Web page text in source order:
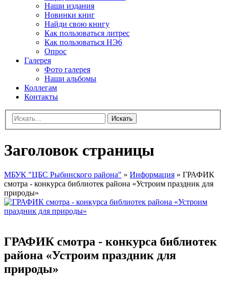
Наши издания
Новинки книг
Найди свою книгу
Как пользоваться литрес
Как пользоваться НЭ6
Опрос
Галерея
Фото галерея
Наши альбомы
Коллегам
Контакты
Искать
Заголовок страницы
МБУК "ЦБС Рыбинского района" » Информация » ГРАФИК
смотра - конкурса библиотек района «Устроим праздник для
природы»
ГРАФИК смотра - конкурса библиотек
района «Устроим праздник для
природы»